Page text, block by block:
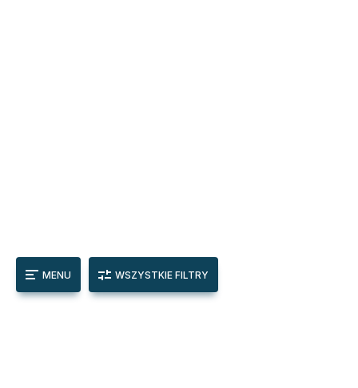
MENU WSZYSTKIE FILTRY